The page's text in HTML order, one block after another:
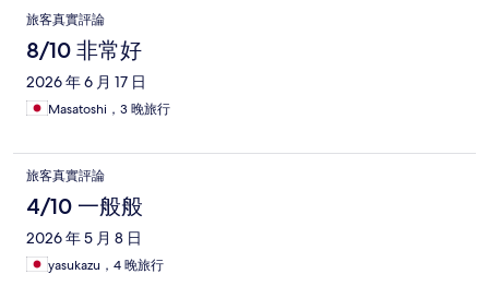
旅客真實評論
8/10 非常好
2026 年 6 月 17 日
Masatoshi，3 晚旅行
旅客真實評論
4/10 一般般
2026 年 5 月 8 日
yasukazu，4 晚旅行